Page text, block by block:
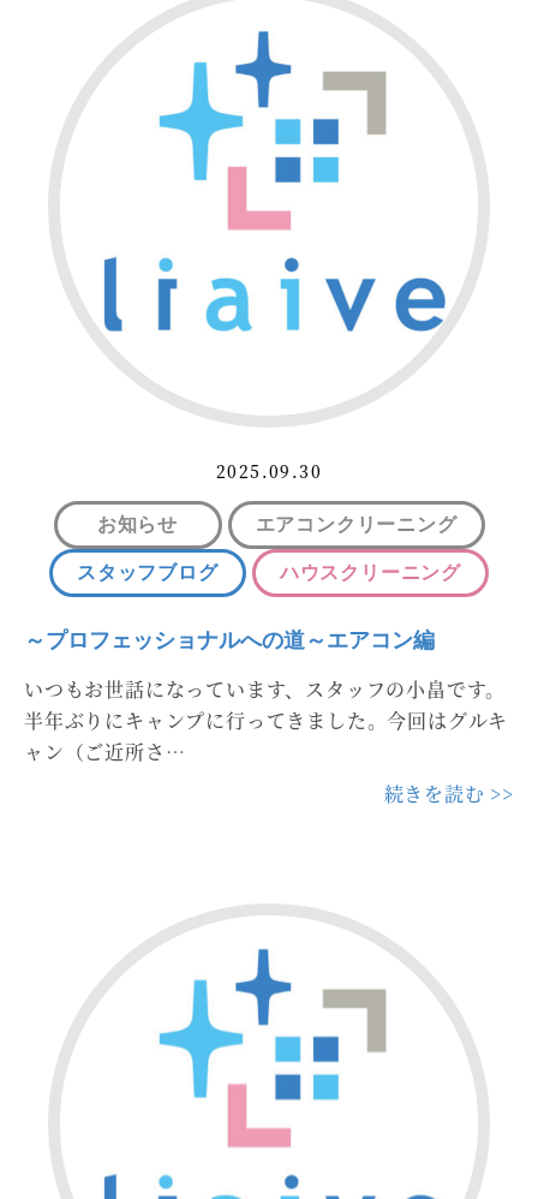
2025.09.30
お知らせ
エアコンクリーニング
スタッフブログ
ハウスクリーニング
～プロフェッショナルへの道～エアコン編
いつもお世話になっています、スタッフの小畠です。
半年ぶりにキャンプに行ってきました。今回はグルキ
ャン（ご近所さ…
続きを読む >>